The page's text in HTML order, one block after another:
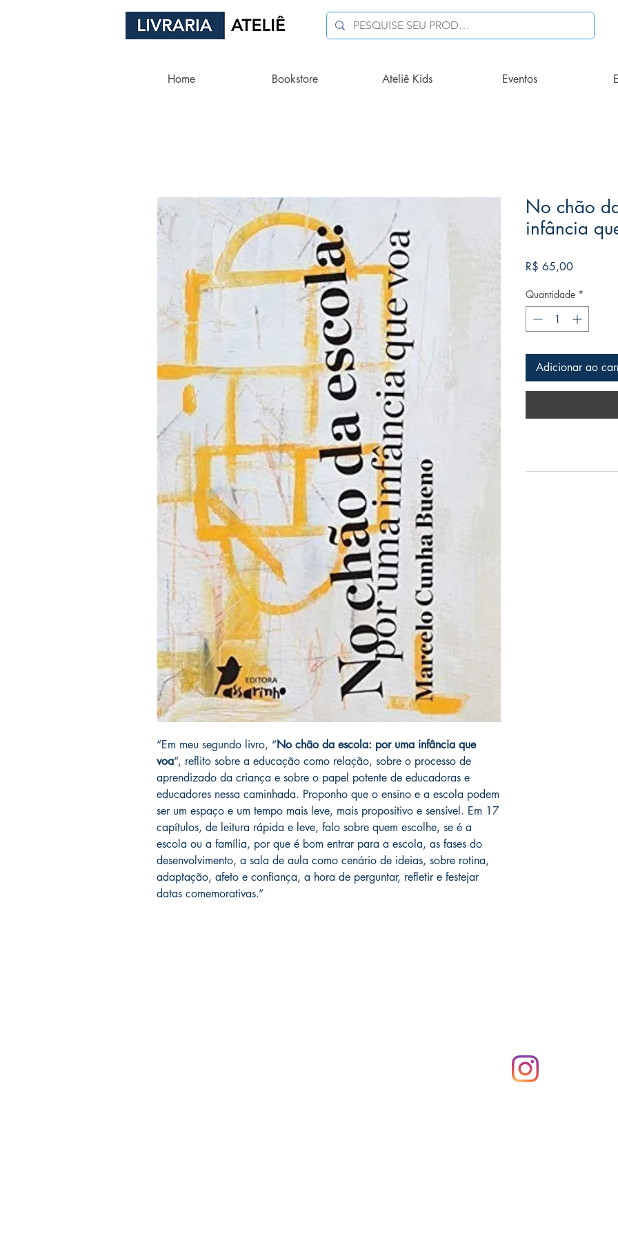
Home Bookstore Ateliê Kids Eventos
“Em meu segundo livro, “No chão da escola: por uma infância que
voa“, reflito sobre a educação como relação, sobre o processo de
aprendizado da criança e sobre o papel potente de educadoras e
educadores nessa caminhada. Proponho que o ensino e a escola podem
ser um espaço e um tempo mais leve, mais propositivo e sensível. Em 17
capítulos, de leitura rápida e leve, falo sobre quem escolhe, se é a
escola ou a família, por que é bom entrar para a escola, as fases do
desenvolvimento, a sala de aula como cenário de ideias, sobre rotina,
adaptação, afeto e confiança, a hora de perguntar, refletir e festejar
datas comemorativas.”
No chão
infância
R$ 65,00Preço
Quantidade *
Adicionar ao